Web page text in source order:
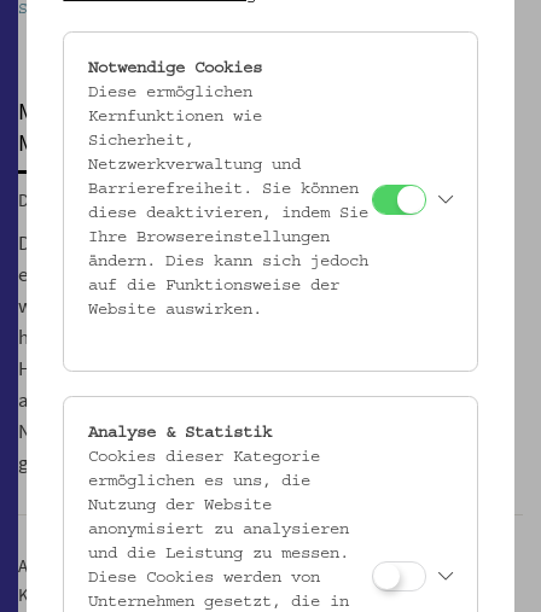
Pause
Sibylle Kefer © Mario Lang
MOST & MUSIK LIVE
Most & Musik live mit Sibylle Kefer
Do, 13.08.2026, 19:00
Das musikalische Universum der Sibylle Kefer ist ein nicht
enden wollendes. Die Multiinstrumentalistin und Sängerin
wirkte in früheren Jahren vor allem als Begleitmusikerin
heimischer Größen – angefangen von den Ausseer
Hardbradler bis hin zu Ernst Molden. Inzwischen spielt sie
auf Augenhöhe als Dialektsongschreiberin unter eigenem
Namen. Pop? Kunstlied? Chanson? Wurscht! Sibylle Kefer
glänzt in allen Richtungen!
Ausschank ab 17 Uhr
Konzertbeginn: 19 Uhr (bei Schönwetter outdoor, bei
Notwendige Cookies
Diese ermöglichen
Kernfunktionen wie
Sicherheit,
Netzwerkverwaltung und
Barrierefreiheit. Sie können
diese deaktivieren, indem Sie
Ihre Browsereinstellungen
ändern. Dies kann sich jedoch
auf die Funktionsweise der
Website auswirken.
Analyse & Statistik
Cookies dieser Kategorie
ermöglichen es uns, die
Nutzung der Website
anonymisiert zu analysieren
und die Leistung zu messen.
Diese Cookies werden von
Unternehmen gesetzt, die in